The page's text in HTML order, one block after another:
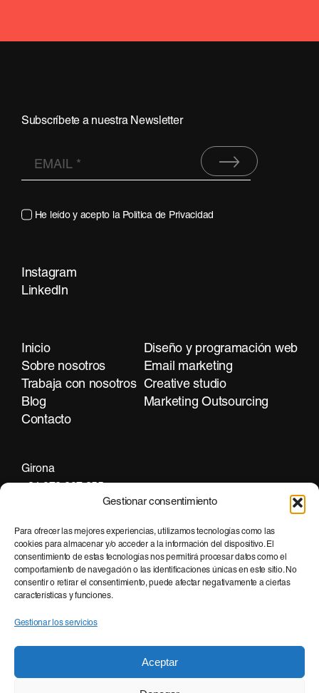
Gestionar consentimiento
Para ofrecer las mejores experiencias, utilizamos tecnologías como las
cookies para almacenar y/o acceder a la información del dispositivo. El
consentimiento de estas tecnologías nos permitirá procesar datos como el
comportamiento de navegación o las identificaciones únicas en este sitio. No
consentir o retirar el consentimiento, puede afectar negativamente a ciertas
características y funciones.
Gestionar los servicios
Aceptar
Subscríbete a nuestra Newsletter
He leído y acepto la Política de Privacidad
Instagram
LinkedIn
Inicio
Sobre nosotros
Trabaja con nosotros
Blog
Contacto
Diseño y programación web
Email marketing
Creative studio
Marketing Outsourcing
Girona
Barcelona
+34 935 951 500